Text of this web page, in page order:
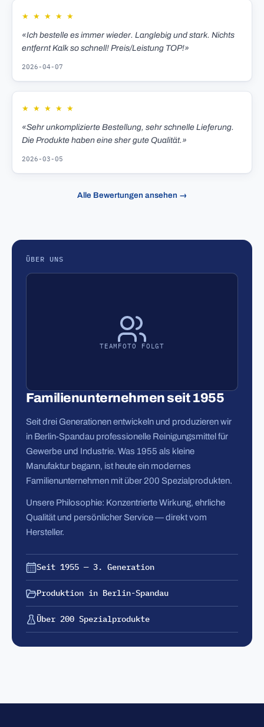
★ ★ ★ ★ ★
«Ich bestelle es immer wieder. Langlebig und stark. Nichts
entfernt Kalk so schnell! Preis/Leistung TOP!»
2026-04-07
★ ★ ★ ★ ★
«Sehr unkomplizierte Bestellung, sehr schnelle Lieferung.
Die Produkte haben eine sher gute Qualität.»
2026-03-05
Alle Bewertungen ansehen →
ÜBER UNS
TEAMFOTO FOLGT
Familienunternehmen seit 1955
Seit drei Generationen entwickeln und produzieren wir
in Berlin-Spandau professionelle Reinigungsmittel für
Gewerbe und Industrie. Was 1955 als kleine
Manufaktur begann, ist heute ein modernes
Familienunternehmen mit über 200 Spezialprodukten.
Unsere Philosophie: Konzentrierte Wirkung, ehrliche
Qualität und persönlicher Service — direkt vom
Hersteller.
Seit 1955 — 3. Generation
Produktion in Berlin-Spandau
Über 200 Spezialprodukte